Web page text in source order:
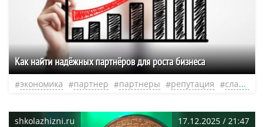
Как найти надёжных партнёров для роста бизнеса
экономика партнер партнеры репутация слабость
shkolazhizni.ru 17.12.2025 / 21:47